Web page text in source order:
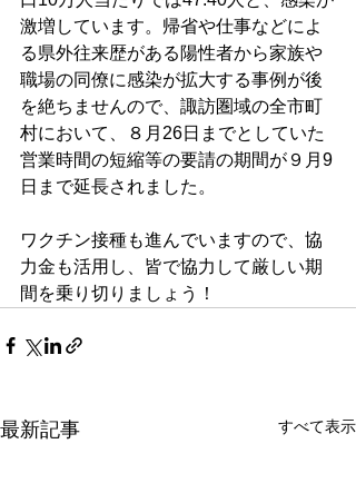
激増しています。帰省や仕事などによ
る県外往来歴がある陽性者から家族や
職場の同僚に感染が拡大する事例が後
を絶ちませんので、諏訪圏域の全市町
村において、８月26日までとしていた
営業時間の短縮等の要請の期間が９月9
日まで延長されました。
ワクチン接種も進んでいますので、協
力金も活用し、皆で協力して厳しい期
間を乗り切りましょう！
最新記事 すべて表示